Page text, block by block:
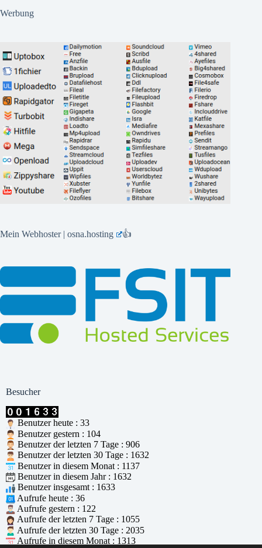
Werbung
Mein Webhoster | osna.hosting 👍
Besucher
Benutzer heute : 33
Benutzer gestern : 104
Benutzer der letzten 7 Tage : 906
Benutzer der letzten 30 Tage : 1632
Benutzer in diesem Monat : 1137
Benutzer in diesem Jahr : 1632
Benutzer insgesamt : 1633
Aufrufe heute : 36
Aufrufe gestern : 122
Aufrufe der letzten 7 Tage : 1055
Aufrufe der letzten 30 Tage : 2035
Aufrufe in diesem Monat : 1313